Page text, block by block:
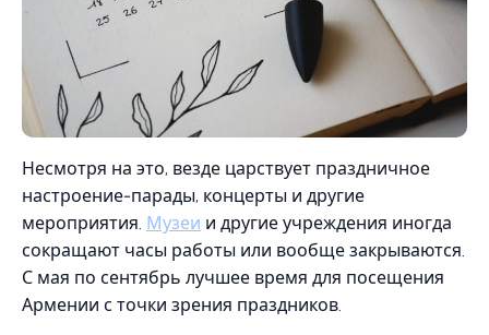
Несмотря на это, везде царствует праздничное
настроение-парады, концерты и другие
мероприятия. Музеи и другие учреждения иногда
сокращают часы работы или вообще закрываются.
С мая по сентябрь лучшее время для посещения
Армении с точки зрения праздников.